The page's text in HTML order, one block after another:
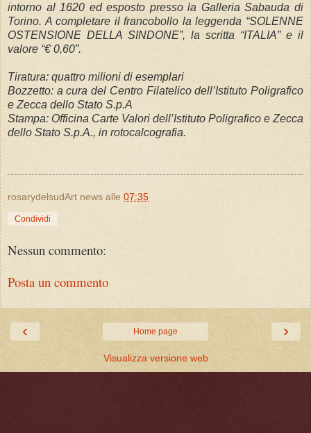
intorno al 1620 ed esposto presso la Galleria Sabauda di
Torino. A completare il francobollo la leggenda “SOLENNE
OSTENSIONE DELLA SINDONE”, la scritta “ITALIA” e il
valore “€ 0,60”.
Tiratura: quattro milioni di esemplari
Bozzetto: a cura del Centro Filatelico dell’Istituto Poligrafico
e Zecca dello Stato S.p.A
Stampa: Officina Carte Valori dell’Istituto Poligrafico e Zecca
dello Stato S.p.A., in rotocalcografia.
rosarydelsudArt news alle 07:35
Condividi
Nessun commento:
Posta un commento
‹ ›
Home page
Visualizza versione web